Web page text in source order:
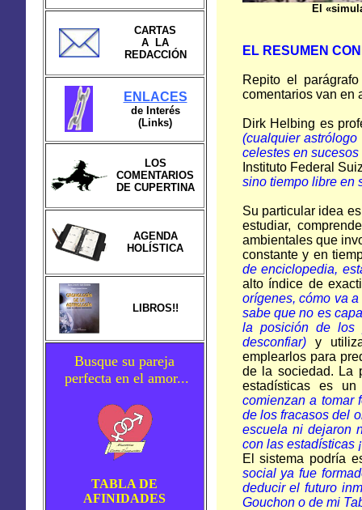
CARTAS
A LA
REDACCIÓN
ENLACES
de Interés
(Links)
LOS
COMENTARIOS
DE CUPERTINA
AGENDA
HOLÍSTICA
LIBROS!!
Busque su pareja
perfecta en el amor...
TABLA DE
AFINIDADES
El
EL RESUMEN
Repito el
comentarios van en
Dirk Helbing es
(cualquier
celestes en
Instituto Federal
sino tiempo libre en
Su particular idea
estudiar,
ambientales que
constante y en
de enciclopedia,
alto índice de
orígenes, cómo va
sabe que no es
la posición de los
desconfiar)y
emplearlos para
de la sociedad. La
estadísticas es
comienzan a tomar
de los fracasos del
escuela ni dejaron
con las estadísticas
El sistema podría
social ya fue
deducir el futuro
Gouchon o de mi